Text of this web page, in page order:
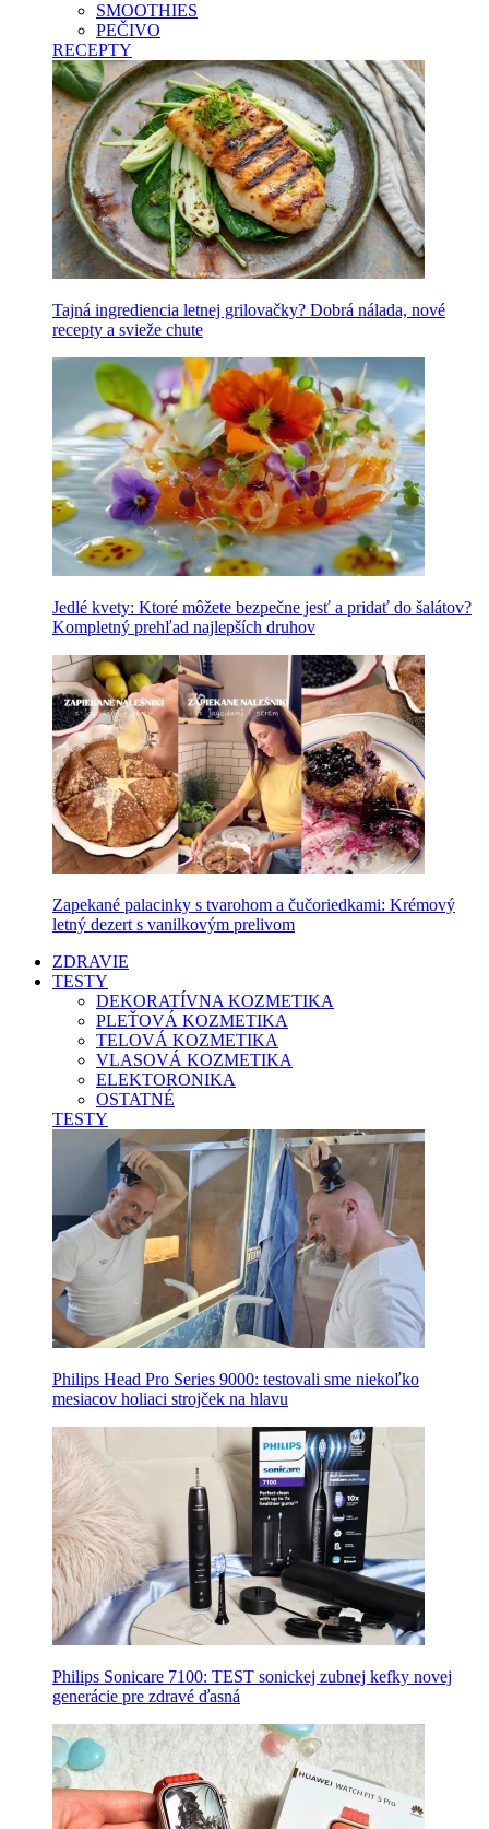
SMOOTHIES
PEČIVO
RECEPTY
Tajná ingrediencia letnej grilovačky? Dobrá nálada, nové
recepty a svieže chute
Jedlé kvety: Ktoré môžete bezpečne jesť a pridať do šalátov?
Kompletný prehľad najlepších druhov
Zapekané palacinky s tvarohom a čučoriedkami: Krémový
letný dezert s vanilkovým prelivom
ZDRAVIE
TESTY
DEKORATÍVNA KOZMETIKA
PLEŤOVÁ KOZMETIKA
TELOVÁ KOZMETIKA
VLASOVÁ KOZMETIKA
ELEKTORONIKA
OSTATNÉ
TESTY
Philips Head Pro Series 9000: testovali sme niekoľko
mesiacov holiaci strojček na hlavu
Philips Sonicare 7100: TEST sonickej zubnej kefky novej
generácie pre zdravé ďasná